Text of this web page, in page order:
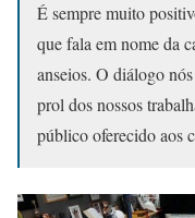
É sempre muito
que fala em nome da
anseios. O diálogo
prol dos nossos
público oferecido aos